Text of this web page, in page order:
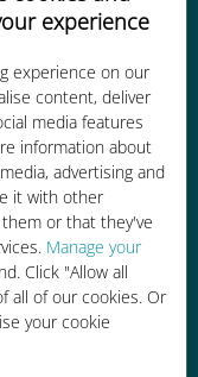
experience
experience on our
content, deliver
media features
information about
advertising and
it with other
or that they've
Manage your
Click "Allow all
all of our cookies. Or
your cookie
공
다 최대
.